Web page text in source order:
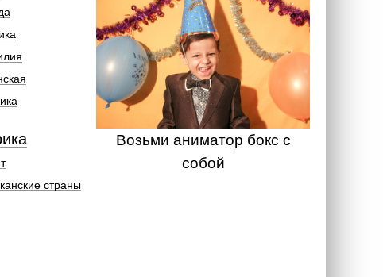
страны
Возьми аниматор бокс с
собой